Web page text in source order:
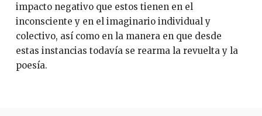
impacto negativo que estos tienen en el
inconsciente y en el imaginario individual y
colectivo, así como en la manera en que desde
estas instancias todavía se rearma la revuelta y la
poesía.